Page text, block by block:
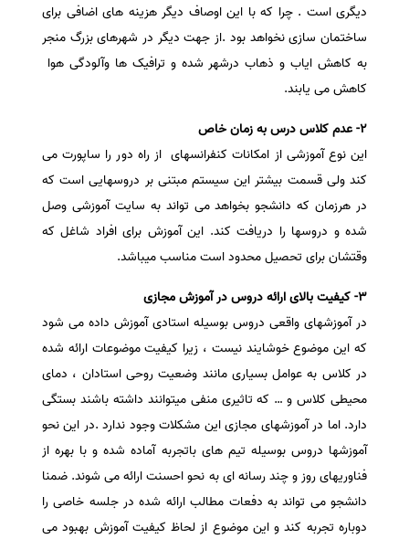
دیگری است . چرا که با این اوصاف دیگر هزینه های اضافی برای
ساختمان سازی نخواهد بود .از جهت دیگر در شهرهای بزرگ منجر
به کاهش ایاب و ذهاب درشهر شده و ترافیک ها وآلودگی هوا
کاهش می یابند.
2- عدم کلاس درس به زمان خاص
این نوع آموزشی از امکانات کنفرانسهای از راه دور را ساپورت می
کند ولی قسمت بیشتر این سیستم مبتنی بر دروسهایی است که
در هرزمان که دانشجو بخواهد می تواند به سایت آموزشی وصل
شده و دروسها را دریافت کند. این آموزش برای افراد شاغل که
وقتشان برای تحصیل محدود است مناسب میباشد.
3- کیفیت بالای ارائه دروس در آموزش مجازی
در آموزشهای واقعی دروس بوسیله استادی آموزش داده می شود
که این موضوع خوشایند نیست ، زیرا کیفیت موضوعات ارائه شده
در کلاس به عوامل بسیاری مانند وضعیت روحی استادان ، دمای
محیطی کلاس و … که تاثیری منفی میتوانند داشته باشند بستگی
دارد. اما در آموزشهای مجازی این مشکلات وجود ندارد .در این نحو
آموزشها دروس بوسیله تیم های باتجربه آماده شده و با بهره از
فناوریهای روز و چند رسانه ای به نحو احسنت ارائه می شوند. ضمنا
دانشجو می تواند به دفعات مطالب ارائه شده در جلسه خاصی را
دوباره تجربه کند و این موضوع از لحاظ کیفیت آموزش بهبود می